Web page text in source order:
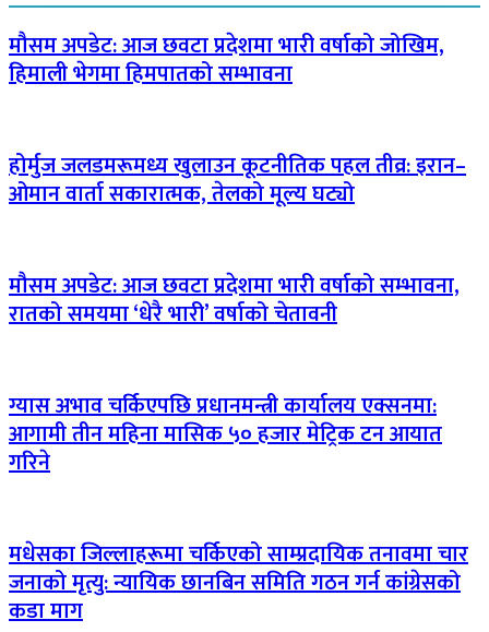
मौसम अपडेट: आज छवटा प्रदेशमा भारी वर्षाको जोखिम,
हिमाली भेगमा हिमपातको सम्भावना
होर्मुज जलडमरूमध्य खुलाउन कूटनीतिक पहल तीव्र: इरान–
ओमान वार्ता सकारात्मक, तेलको मूल्य घट्यो
मौसम अपडेट: आज छवटा प्रदेशमा भारी वर्षाको सम्भावना,
रातको समयमा ‘धेरै भारी’ वर्षाको चेतावनी
ग्यास अभाव चर्किएपछि प्रधानमन्त्री कार्यालय एक्सनमा:
आगामी तीन महिना मासिक ५० हजार मेट्रिक टन आयात
गरिने
मधेसका जिल्लाहरूमा चर्किएको साम्प्रदायिक तनावमा चार
जनाको मृत्यु: न्यायिक छानबिन समिति गठन गर्न कांग्रेसको
कडा माग